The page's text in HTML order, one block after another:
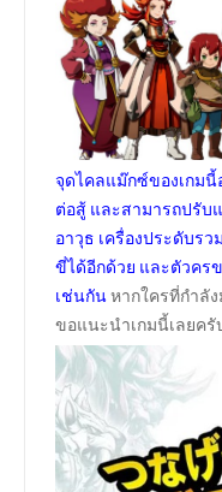
จุดไคลแม๊กซ์ของเกมนี้
ต่อสู้ และสามารถปรับ
อาวุธ เครื่องประดับร
ขี่ได้อีกด้วย และตัวคร
เช่นกันหากใครที่กำลั
ขอแนะนำเกมนี้เลยครั